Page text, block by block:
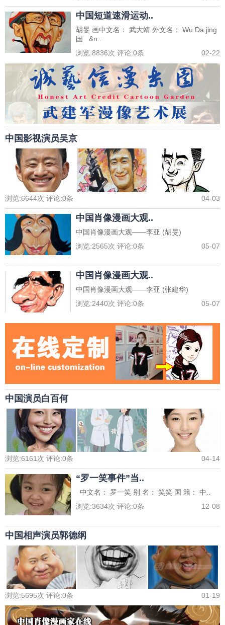
中国短道速滑运动..
胡旻 画中文名： 武大靖 外文名： Wu Da jing
国 &n..
浏览:8836次 评论:0条 02-22
中国影视演员吴京
浏览:6644次 评论:0条 04-03
中国肖像漫画大观..
中国肖像漫画大观——李亚 (胡旻)
浏览:2565次 评论:0条 05-07
中国肖像漫画大观..
中国肖像漫画大观——李亚 (张建华)
浏览:2440次 评论:0条 05-07
中国演员白百何
浏览:6161 次 评论:0条 04-14
“罗一笑事件”当..
中文名： 罗一笑 别 名： 笑笑 国 籍： 中..
浏览:3634次 评论:0条 12-08
中国相声演员郭德纲
浏览:5695次 评论:0条 01-19